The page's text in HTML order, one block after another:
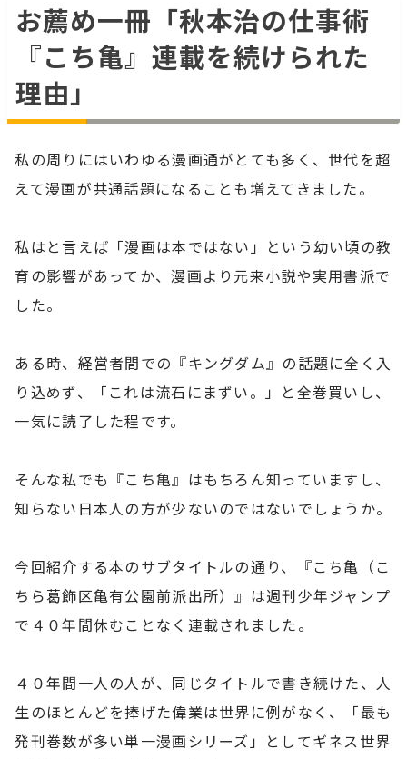
お薦め一冊「秋本治の仕事術
『こち亀』連載を続けられた
理由」
私の周りにはいわゆる漫画通がとても多く、世代を超
えて漫画が共通話題になることも増えてきました。
私はと言えば「漫画は本ではない」という幼い頃の教
育の影響があってか、漫画より元来小説や実用書派で
した。
ある時、経営者間での『キングダム』の話題に全く入
り込めず、「これは流石にまずい。」と全巻買いし、
一気に読了した程です。
そんな私でも『こち亀』はもちろん知っていますし、
知らない日本人の方が少ないのではないでしょうか。
今回紹介する本のサブタイトルの通り、『こち亀（こ
ちら葛飾区亀有公園前派出所）』は週刊少年ジャンプ
で４０年間休むことなく連載されました。
４０年間一人の人が、同じタイトルで書き続けた、人
生のほとんどを捧げた偉業は世界に例がなく、「最も
発刊巻数が多い単一漫画シリーズ」としてギネス世界